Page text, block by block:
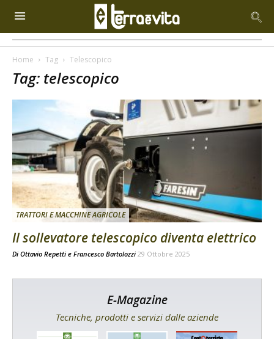
Home Tag Telescopico
Tag: telescopico
TRATTORI E MACCHINE AGRICOLE
Il sollevatore telescopico diventa elettrico
Di Ottavio Repetti e Francesco Bartolozzi 29 Ottobre 2025
E-Magazine
Tecniche, prodotti e servizi dalle aziende